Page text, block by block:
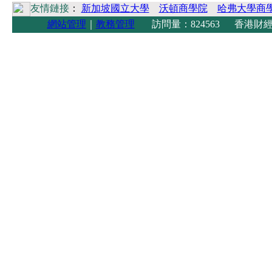
友情鏈接： 新加坡國立大學 沃頓商學院
哈弗大學商
網站管理
教務管理 訪問量：824563 香港財經學